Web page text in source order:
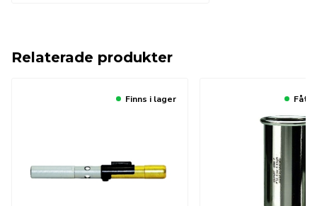
Relaterade produkter
Finns i lager